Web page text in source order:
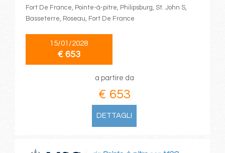
Fort De France, Pointe-à-pitre, Philipsburg, St. John S,
Basseterre, Roseau, Fort De France
15/01/2028
€ 653
a partire da
€ 653
DETTAGLI